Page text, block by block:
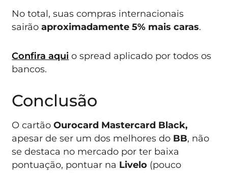
No total, suas compras internacionais
sairãoaproximadamente 5% mais caras.
Confira aqui o spread aplicado por todos os
bancos.
Conclusão
O cartãoOurocard Mastercard Black,
apesar de ser um dos melhores do BB, não
se destaca no mercado por ter baixa
pontuação, pontuar na Livelo (pouco